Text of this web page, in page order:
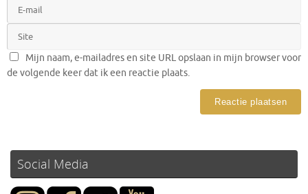
Mijn naam, e-mailadres en site URL opslaan in mijn browser voor
de volgende keer dat ik een reactie plaats.
Social Media